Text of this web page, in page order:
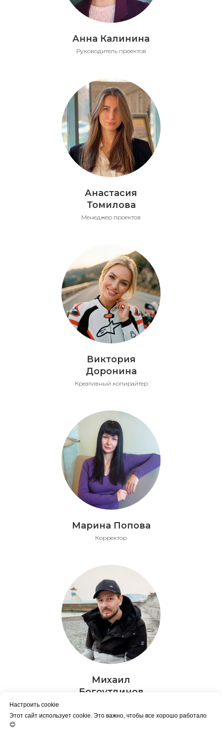
Анна Калинина
Руководитель проектов
Анастасия
Томилова
Менеджер проектов
Виктория
Доронина
Креативный копирайтер
Марина Попова
Корректор
Михаил
Богоутдинов
Настроить cookie
Этот сайт использует cookie. Это важно, чтобы все хорошо работало
😊